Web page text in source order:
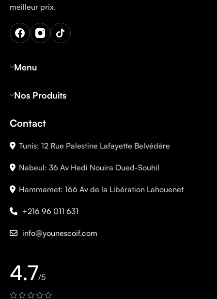
meilleur prix.
Menu
Nos Produits
Contact
Tunis: 12 Rue Palestine Lafayette Belvédère
Nabeul: 36 Av Hedi Nouira Oued-Souhil
Hammamet: 166 Av de la Libération Lahouenet
+216 96 011 631
info@younescoif.com
4.7/5